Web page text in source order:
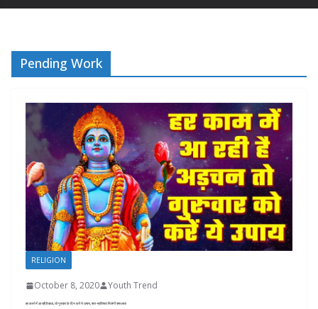
Pending Work
RELIGION
October 8, 2020 Youth Trend
हर कार्य में आ रही है बाधा, तो गुरुवार के दिन करें ये उपाय, शत-प्रतिशत मिलेगी सफलता